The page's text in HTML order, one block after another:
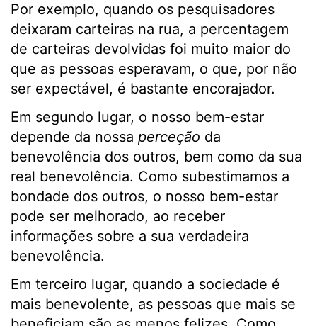
Por exemplo, quando os pesquisadores
deixaram carteiras na rua, a percentagem
de carteiras devolvidas foi muito maior do
que as pessoas esperavam, o que, por não
ser expectável, é bastante encorajador.
Em segundo lugar, o nosso bem-estar
depende da nossa perceção da
benevolência dos outros, bem como da sua
real benevolência. Como subestimamos a
bondade dos outros, o nosso bem-estar
pode ser melhorado, ao receber
informações sobre a sua verdadeira
benevolência.
Em terceiro lugar, quando a sociedade é
mais benevolente, as pessoas que mais se